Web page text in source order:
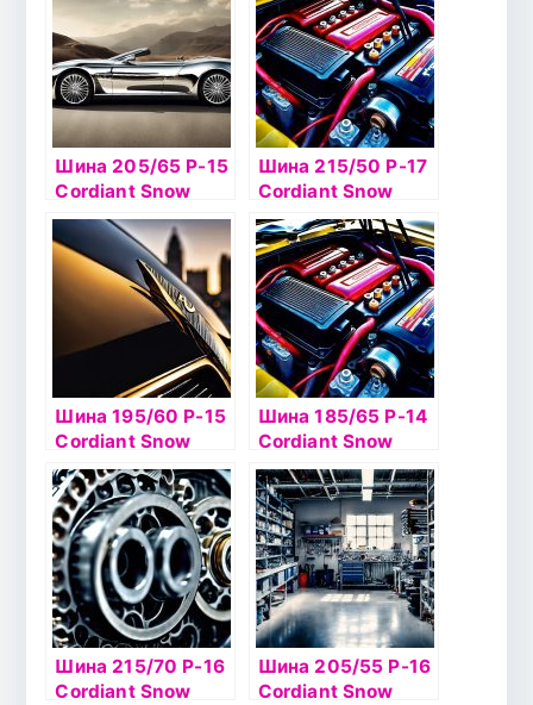
Шина 205/65 Р-15
Cordiant Snow
Cross 99T б/к шип
Шина 215/50 Р-17
Cordiant Snow
Cross 2 95Т б/к ш
Шина 195/60 Р-15
Cordiant Snow
Cross 92T б/к ш
Шина 185/65 Р-14
Cordiant Snow
Cross 86T б/к шип
Шина 215/70 Р-16
Cordiant Snow
Шина 205/55 Р-16
Cordiant Snow